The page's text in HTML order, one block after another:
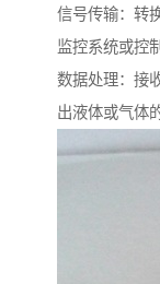
信号传输：转
监控系统或控
数据处理：接
出液体或气体